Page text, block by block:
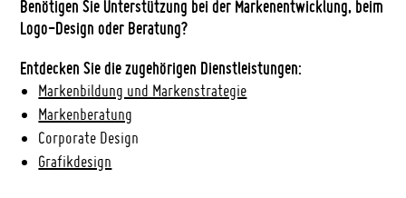
Benötigen Sie Unterstützung bei der Markenentwicklung, beim
Logo-Design oder Beratung?
Entdecken Sie die zugehörigen Dienstleistungen:
Markenbildung und Markenstrategie
Markenberatung
Corporate Design
Grafikdesign